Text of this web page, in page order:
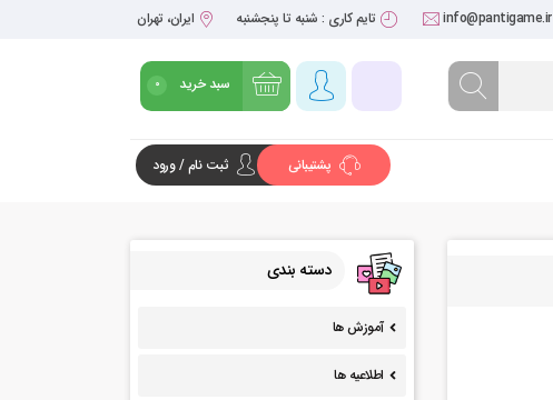
info@pantigame.ir تایم کاری : شنبه تا پنجشنبه ایران، تهران
سبد خرید 0
پشتیبانی ثبت نام / ورود
دسته بندی
آموزش ها
اطلاعیه ها